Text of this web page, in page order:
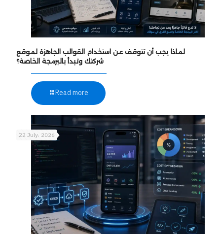
لماذا يجب أن تتوقف عن استخدام القوالب الجاهزة لموقع
شركتك وتبدأ بالبرمجة الخاصة؟
Read more
22 July، 2026